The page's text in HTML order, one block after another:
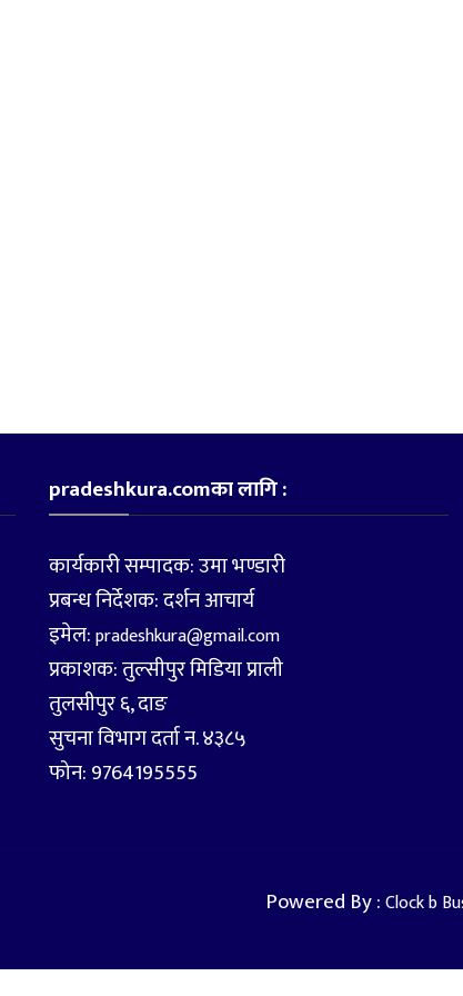
pradeshkura.comका लागि :
कार्यकारी सम्पादक: उमा भण्डारी
प्रबन्ध निर्देशक: दर्शन आचार्य
इमेल:pradeshkura@gmail.com
प्रकाशक: तुल्सीपुर मिडिया प्राली
तुलसीपुर ६, दाङ
सुचना विभाग दर्ता न. ४३८५
फोन: 9764195555
Powered By :Clock b